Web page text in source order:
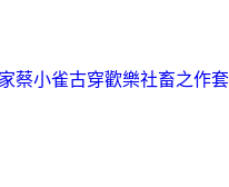
蔡小雀古穿歡樂社畜之作套